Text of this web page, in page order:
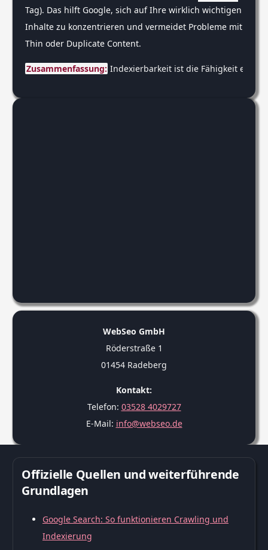
Tag). Das hilft Google, sich auf Ihre wirklich wichtigen
Inhalte zu konzentrieren und vermeidet Probleme mit
Thin oder Duplicate Content.
Zusammenfassung: Indexierbarkeit ist die Fähigkeit einer
WebSeo GmbH
Röderstraße 1
01454 Radeberg
Kontakt:
Telefon: 03528 4029727
E-Mail: info@webseo.de
Offizielle Quellen und weiterführende
Grundlagen
Google Search: So funktionieren Crawling und
Indexierung